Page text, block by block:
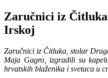
Zaručnici iz
Irskoj
Zaručnici iz Čitluka, stolar
Maja Gagro, izgradili su
hrvatskih blaženika i svetaca u